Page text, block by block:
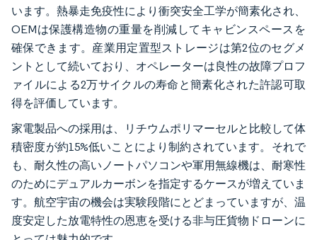
います。熱暴走免疫性により衝突安全工学が簡素化され、
OEMは保護構造物の重量を削減してキャビンスペースを
確保できます。産業用定置型ストレージは第2位のセグメ
ントとして続いており、オペレーターは良性の故障プロフ
ァイルによる2万サイクルの寿命と簡素化された許認可取
得を評価しています。
家電製品への採用は、リチウムポリマーセルと比較して体
積密度が約15%低いことにより制約されています。それで
も、耐久性の高いノートパソコンや軍用無線機は、耐寒性
のためにデュアルカーボンを指定するケースが増えていま
す。航空宇宙の機会は実験段階にとどまっていますが、温
度安定した放電特性の恩恵を受ける非与圧貨物ドローンに